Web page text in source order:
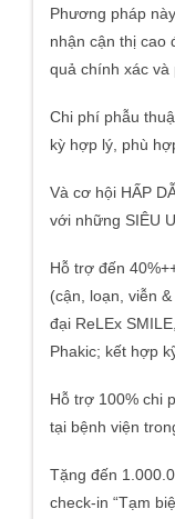
Phương pháp
nhận cận thị cao
quả chính xác và
Chi phí phẫu
kỳ hợp lý, phù
Và cơ hội HẤP
với những SIÊU
Hỗ trợ đến
(cận, loạn, viễn
đại ReLEx
Phakic; kết hợp
Hỗ trợ 100% chi
tại bệnh viện
Tặng đến
check-in “Tạm